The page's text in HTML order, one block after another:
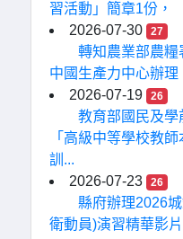
習活動」簡章1份，
2026-07-30
27
轉知農業部農糧
中國生產力中心辦理
2026-07-19
26
教育部國民及學
「高級中等學校教
訓...
2026-07-23
26
縣府辦理2026
衛動員)演習精華影片